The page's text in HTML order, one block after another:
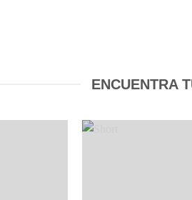
ENCUENTRA